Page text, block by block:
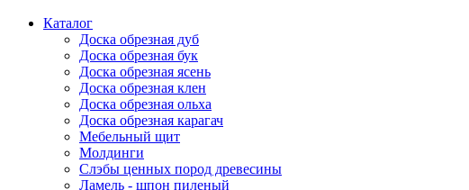
Каталог
Доска обрезная дуб
Доска обрезная бук
Доска обрезная ясень
Доска обрезная клен
Доска обрезная ольха
Доска обрезная карагач
Мебельный щит
Молдинги
Слэбы ценных пород древесины
Ламель - шпон пиленый